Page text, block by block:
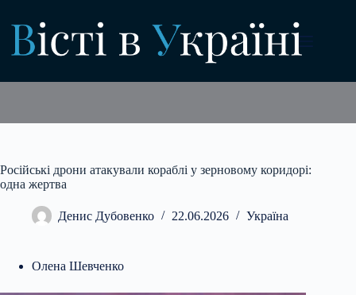
вмісту
Російські дрони атакували кораблі у зерновому коридорі:
одна жертва
Денис Дубовенко 22.06.2026 Україна
Олена Шевченко